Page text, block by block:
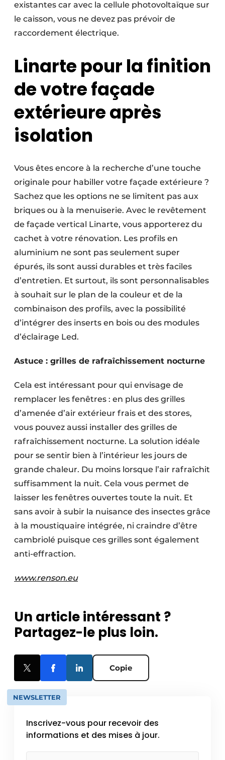
existantes car avec la cellule photovoltaïque sur
le caisson, vous ne devez pas prévoir de
raccordement électrique.
Linarte pour la finition
de votre façade
extérieure après
isolation
Vous êtes encore à la recherche d’une touche
originale pour habiller votre façade extérieure ?
Sachez que les options ne se limitent pas aux
briques ou à la menuiserie. Avec le revêtement
de façade vertical Linarte, vous apporterez du
cachet à votre rénovation. Les profils en
aluminium ne sont pas seulement super
épurés, ils sont aussi durables et très faciles
d’entretien. Et surtout, ils sont personnalisables
à souhait sur le plan de la couleur et de la
combinaison des profils, avec la possibilité
d’intégrer des inserts en bois ou des modules
d’éclairage Led.
Astuce : grilles de rafraîchissement nocturne
Cela est intéressant pour qui envisage de
remplacer les fenêtres : en plus des grilles
d’amenée d’air extérieur frais et des stores,
vous pouvez aussi installer des grilles de
rafraîchissement nocturne. La solution idéale
pour se sentir bien à l’intérieur les jours de
grande chaleur. Du moins lorsque l’air rafraîchit
suffisamment la nuit. Cela vous permet de
laisser les fenêtres ouvertes toute la nuit. Et
sans avoir à subir la nuisance des insectes grâce
à la moustiquaire intégrée, ni craindre d’être
cambriolé puisque ces grilles sont également
anti-effraction.
www.renson.eu
Un article intéressant ?
Partagez-le plus loin.
Copie
NEWSLETTER
Inscrivez-vous pour recevoir des
informations et des mises à jour.